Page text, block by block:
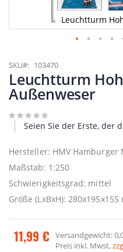
Leuchtturm
Anfang
der
Bildgalerie
springen
SKU 103470
Leuchtturm
Außenweser
Seien Sie der Erste, der
Hersteller: HMV Hamburger
Maßstab: 1:250
Schwierigkeitsgrad: mittel
Größe (LxBxH): 280x195x155
11,99 € Versandgewicht:
Preis inkl. Mwst,